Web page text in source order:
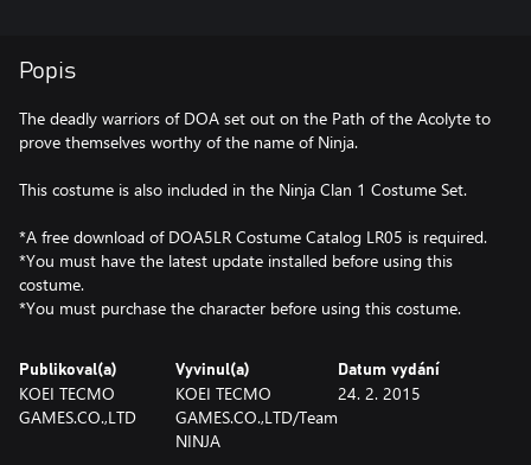
Popis
The deadly warriors of DOA set out on the Path of the Acolyte to
prove themselves worthy of the name of Ninja.
This costume is also included in the Ninja Clan 1 Costume Set.
*A free download of DOA5LR Costume Catalog LR05 is required.
*You must have the latest update installed before using this
costume.
*You must purchase the character before using this costume.
Publikoval(a)
KOEI TECMO
GAMES.CO.,LTD
Vyvinul(a)
KOEI TECMO
GAMES.CO.,LTD/Team
NINJA
Datum vydání
24. 2. 2015